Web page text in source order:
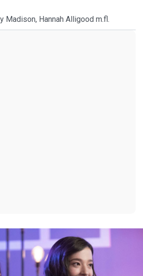
Madison, Hannah Alligood m.fl.